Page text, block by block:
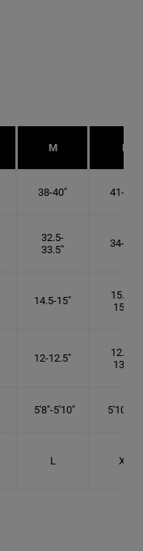
M L
38-40" 41-43"
32.5-
33.5"
34-35"
14.5-15"
15.25-
15.5"
12-12.5"
12.75-
13.3"
5'8"-5'10" 5'10"- 6'
L XL